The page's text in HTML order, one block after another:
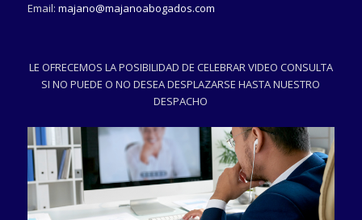
Email: majano@majanoabogados.com
LE OFRECEMOS LA POSIBILIDAD DE CELEBRAR VIDEO CONSULTA
SI NO PUEDE O NO DESEA DESPLAZARSE HASTA NUESTRO
DESPACHO